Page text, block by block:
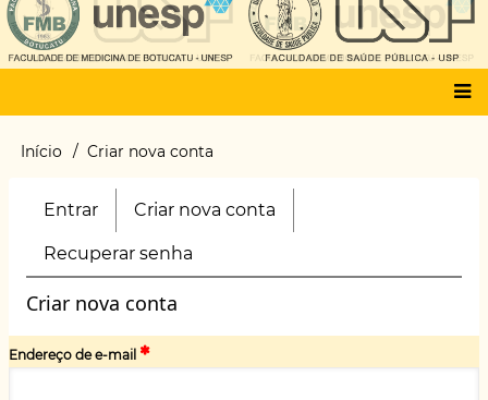
Main
Trilha
navegação
Início Criar nova conta
Primary
Entrar Criar nova conta
ativa)
Recuperar senha
Criar nova conta
Endereço de e-mail